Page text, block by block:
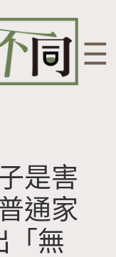
☰
是害
通家
「無